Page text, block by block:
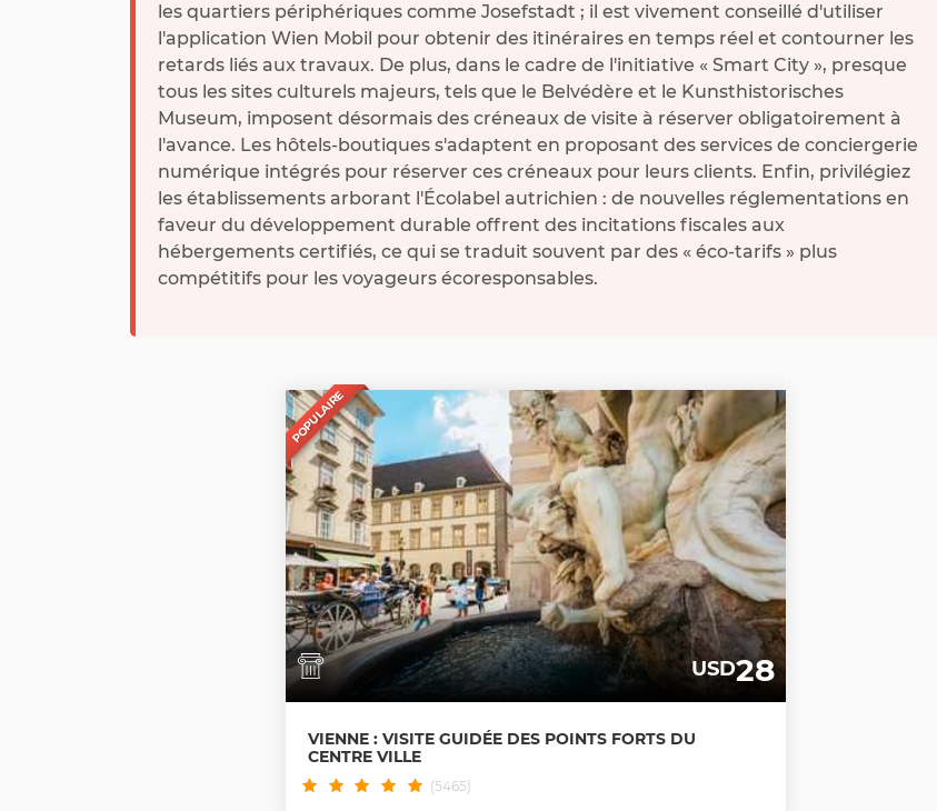
les quartiers périphériques comme Josefstadt ; il est vivement conseillé d'utiliser
l'application Wien Mobil pour obtenir des itinéraires en temps réel et contourner les
retards liés aux travaux. De plus, dans le cadre de l'initiative « Smart City », presque
tous les sites culturels majeurs, tels que le Belvédère et le Kunsthistorisches
Museum, imposent désormais des créneaux de visite à réserver obligatoirement à
l'avance. Les hôtels-boutiques s'adaptent en proposant des services de conciergerie
numérique intégrés pour réserver ces créneaux pour leurs clients. Enfin, privilégiez
les établissements arborant l'Écolabel autrichien : de nouvelles réglementations en
faveur du développement durable offrent des incitations fiscales aux
hébergements certifiés, ce qui se traduit souvent par des « éco-tarifs » plus
compétitifs pour les voyageurs écoresponsables.
POPULAIRE
USD28
VIENNE : VISITE GUIDÉE DES POINTS FORTS DU
CENTRE VILLE
(5465)